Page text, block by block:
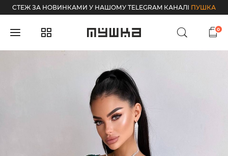
СТЕЖ ЗА НОВИНКАМИ У НАШОМУ TELEGRAM КАНАЛІ ПУШКА
0